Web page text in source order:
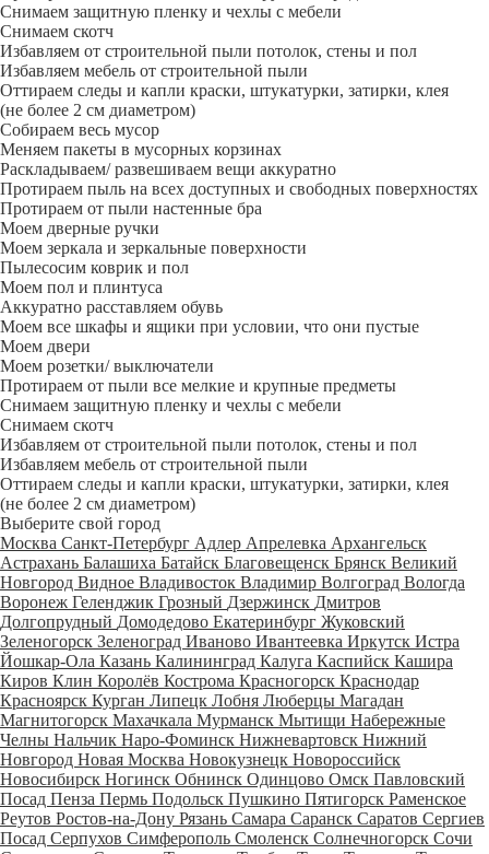
Снимаем защитную пленку и чехлы с мебели
Снимаем скотч
Избавляем от строительной пыли потолок, стены и пол
Избавляем мебель от строительной пыли
Оттираем следы и капли краски, штукатурки, затирки, клея
(не более 2 см диаметром)
Собираем весь мусор
Меняем пакеты в мусорных корзинах
Раскладываем/ развешиваем вещи аккуратно
Протираем пыль на всех доступных и свободных поверхностях
Протираем от пыли настенные бра
Моем дверные ручки
Моем зеркала и зеркальные поверхности
Пылесосим коврик и пол
Моем пол и плинтуса
Аккуратно расставляем обувь
Моем все шкафы и ящики при условии, что они пустые
Моем двери
Моем розетки/ выключатели
Протираем от пыли все мелкие и крупные предметы
Снимаем защитную пленку и чехлы с мебели
Снимаем скотч
Избавляем от строительной пыли потолок, стены и пол
Избавляем мебель от строительной пыли
Оттираем следы и капли краски, штукатурки, затирки, клея
(не более 2 см диаметром)
Выберите свой город
Москва Санкт-Петербург Адлер Апрелевка Архангельск
Астрахань Балашиха Батайск Благовещенск Брянск Великий
Новгород Видное Владивосток Владимир Волгоград Вологда
Воронеж Геленджик Грозный Дзержинск Дмитров
Долгопрудный Домодедово Екатеринбург Жуковский
Зеленогорск Зеленоград Иваново Ивантеевка Иркутск Истра
Йошкар-Ола Казань Калининград Калуга Каспийск Кашира
Киров Клин Королёв Кострома Красногорск Краснодар
Красноярск Курган Липецк Лобня Люберцы Магадан
Магнитогорск Махачкала Мурманск Мытищи Набережные
Челны Нальчик Наро-Фоминск Нижневартовск Нижний
Новгород Новая Москва Новокузнецк Новороссийск
Новосибирск Ногинск Обнинск Одинцово Омск Павловский
Посад Пенза Пермь Подольск Пушкино Пятигорск Раменское
Реутов Ростов-на-Дону Рязань Самара Саранск Саратов Сергиев
Посад Серпухов Симферополь Смоленск Солнечногорск Сочи